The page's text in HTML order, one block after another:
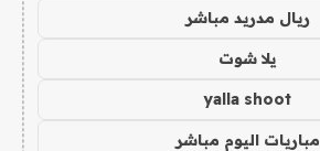
ريال مدريد مباشر
يلا شوت
yalla shoot
مباريات اليوم مباشر